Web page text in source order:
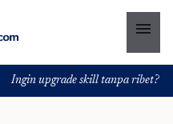
menu
Ingin upgrade skill tanpa ribet?